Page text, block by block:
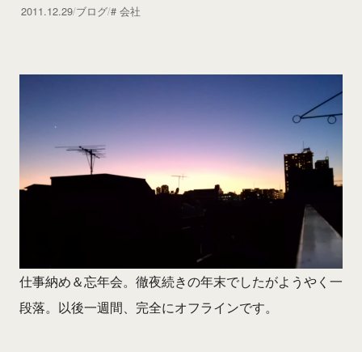
2011.12.29 ブログ 会社
仕事納め＆忘年会。徹夜続きの年末でしたがようやく一
段落。以後一週間、完全にオフラインです。